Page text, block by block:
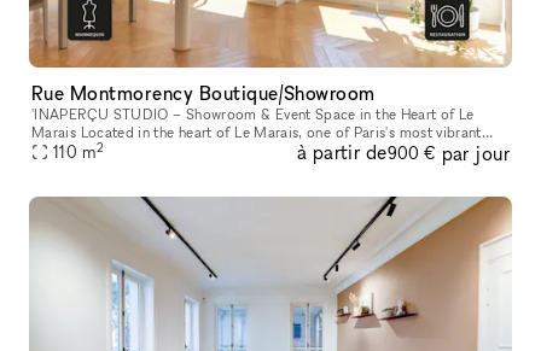
Rue Montmorency Boutique/Showroom
'INAPERÇU STUDIO – Showroom & Event Space in the Heart of Le
Marais Located in the heart of Le Marais, one of Paris's most vibrant
and sought-after neighborhoods, L'INAPERÇU STUDIO is a versatile ve
110 m2 à partir de900 € par jour